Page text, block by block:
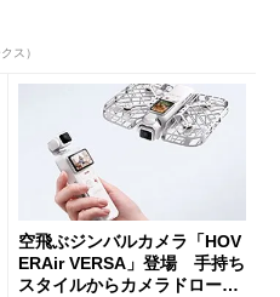
ス）
空飛ぶジンバルカメラ「HOV
ERAir VERSA」登場 手持ち
スタイルからカメラドローン